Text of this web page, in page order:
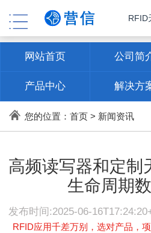
RFID
网站首页 公司简
产品中心 解决方
联系方式
您的位置： 首页> 新闻资讯
高频读写器和定制
生命周期
发布时间:2025-06-
RFID应用千差万别，选对产品，